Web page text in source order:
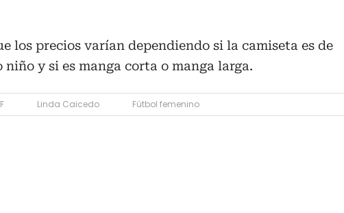
los precios varían dependiendo si la camiseta es de
niño y si es manga corta o manga larga.
Linda Caicedo Fútbol femenino